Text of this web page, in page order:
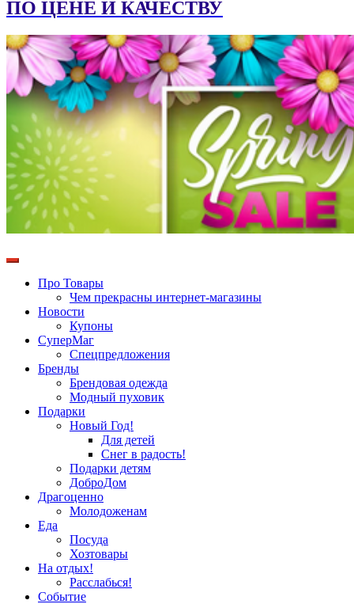
ПО ЦЕНЕ И КАЧЕСТВУ
Про Товары
Чем прекрасны интернет-магазины
Новости
Купоны
СуперМаг
Спецпредложения
Бренды
Брендовая одежда
Модный пуховик
Подарки
Новый Год!
Для детей
Снег в радость!
Подарки детям
ДоброДом
Драгоценно
Молодоженам
Еда
Посуда
Хозтовары
На отдых!
Расслабься!
Событие